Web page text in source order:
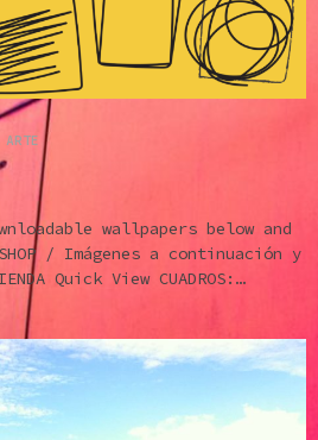
wallpapers below and
/ Imágenes a continuación y
Quick View CUADROS:…